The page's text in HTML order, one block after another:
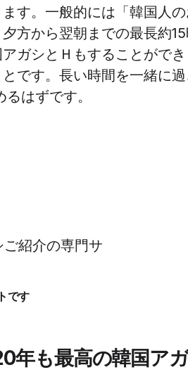
す。一般的には「韓国人
方から翌朝までの最長約
ガシとＨもすることがで
です。長い時間を一緒に
はずです。
です
年も最高の韓国ア